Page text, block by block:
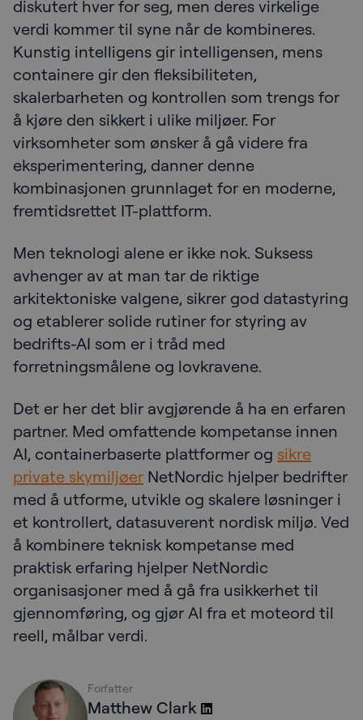
diskutert hver for seg, men deres virkelige
verdi kommer til syne når de kombineres.
Kunstig intelligens gir intelligensen, mens
containere gir den fleksibiliteten,
skalerbarheten og kontrollen som trengs for
å kjøre den sikkert i ulike miljøer. For
virksomheter som ønsker å gå videre fra
eksperimentering, danner denne
kombinasjonen grunnlaget for en moderne,
fremtidsrettet IT-plattform.
Men teknologi alene er ikke nok. Suksess
avhenger av at man tar de riktige
arkitektoniske valgene, sikrer god datastyring
og etablerer solide rutiner for styring av
bedrifts-AI som er i tråd med
forretningsmålene og lovkravene.
Det er her det blir avgjørende å ha en erfaren
partner. Med omfattende kompetanse innen
AI, containerbaserte plattformer og sikre
private skymiljøer NetNordic hjelper bedrifter
med å utforme, utvikle og skalere løsninger i
et kontrollert, datasuverent nordisk miljø. Ved
å kombinere teknisk kompetanse med
praktisk erfaring hjelper NetNordic
organisasjoner med å gå fra usikkerhet til
gjennomføring, og gjør AI fra et moteord til
reell, målbar verdi.
Forfatter
Matthew Clark